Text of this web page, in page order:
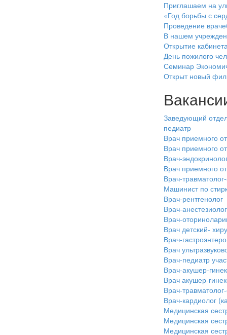
Приглашаем на
«Год борьбы с
Проведение
В нашем
Открытие
День пожилого
Семинар
Открыт новый
Заведующий
педиатр
Врач приемного
Врач приемного
Врач-
Врач приемного
Врач-
Машинист по
Врач-рентгенолог
Врач-
Врач-
Врач детский-
Врач-
Врач
Врач-педиатр
Врач-акушер-
Врач акушер-
Врач-
Врач-кардиолог
Медицинская
Медицинская
Медицинская